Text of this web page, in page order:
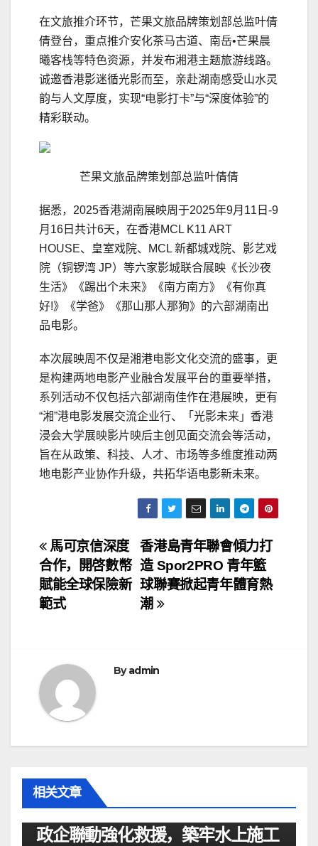
在文旅推介环节，芒果文旅品牌策划部总监叶倩
倩登台，重点推介安化茶马古道、南岳•芒果晨
曦客栈等特色资源，并发布湘港主题旅游线路。
诚邀香港影迷循光影而至，亲赴湖南感受山水灵
韵与人文厚度，实现“电影打卡”与“深度体验”的
精彩联动。
芒果文旅品牌策划部总监叶倩倩
据悉，2025香港湖南展映周于2025年9月11日-9
月16日共计6天，在香港MCL K11 ART
HOUSE、皇室戏院、MCL 新都城戏院、影艺戏
院（铜锣湾 JP）等六家影城联合展映《长沙夜
生活》《踢出个未来》《南方南方》《有你真
好!》《学爸》《那山那人那狗》的六部湖南出
品电影。
本次展映周不仅是湘港电影文化交流的盛事，更
是构建两地电影产业融合发展平台的重要举措，
系列活动不仅包括六部湖南佳作在港展映，更有
“湘”港电影发展交流企业行、「光影未来」香港
浸会大学展映影片映后主创见面交流会等活动，
旨在从政策、科技、人才、市场等多维度推动两
地电影产业协作升级，共拓华语电影新未来。
文
章
导
香港島青年聯會傾力打
造 Spor2PRO 青年籃
球聯賽掀起青年體育熱
潮
馬可京信深度
合作，開啓數幣
賦能全球保險新
範式
Byadmin
相关文章
政企聯動強化救援，築牢水上施工